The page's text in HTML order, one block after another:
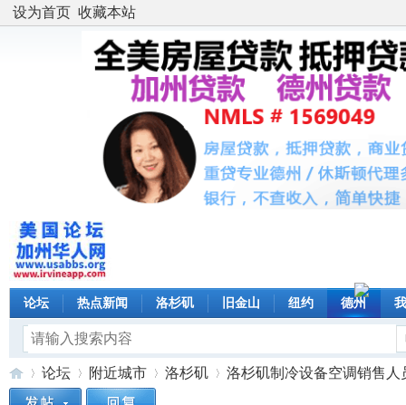
设为首页 收藏本站
论坛 热点新闻 洛杉矶 旧金山 纽约 德州
论坛 附近城市 洛杉矶 洛杉矶制冷设备空调销售